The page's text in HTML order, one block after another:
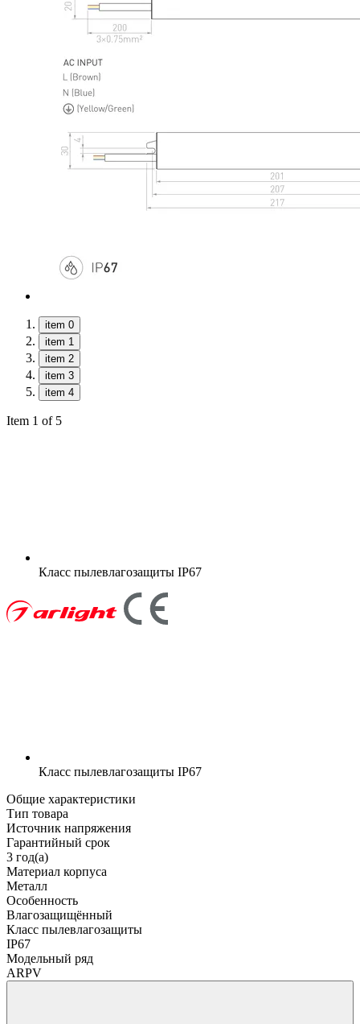
item 0
item 1
item 2
item 3
item 4
Item 1 of 5
Класс пылевлагозащиты IP67
Класс пылевлагозащиты IP67
Общие характеристики
Тип товара
Источник напряжения
Гарантийный срок
3 год(а)
Материал корпуса
Металл
Особенность
Влагозащищённый
Класс пылевлагозащиты
IP67
Модельный ряд
ARPV